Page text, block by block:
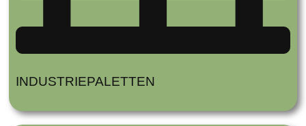
INDUSTRIEPALETTEN